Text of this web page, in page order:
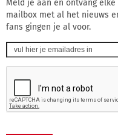
Meld je aan en ontvang
mailbox met al het nieuws
fans gingen je al voor.